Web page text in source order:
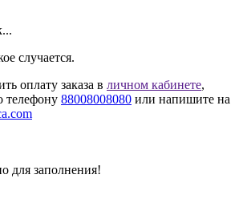
случается.
оплату заказа в личном кабинете,
телефону 88008008080 или напишите на
для заполнения!